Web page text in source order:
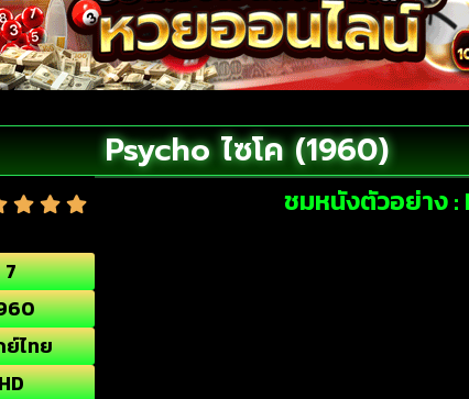
Psycho ไซโค (1960)
7
ไทย
ชมหนังตัวอย่าง :